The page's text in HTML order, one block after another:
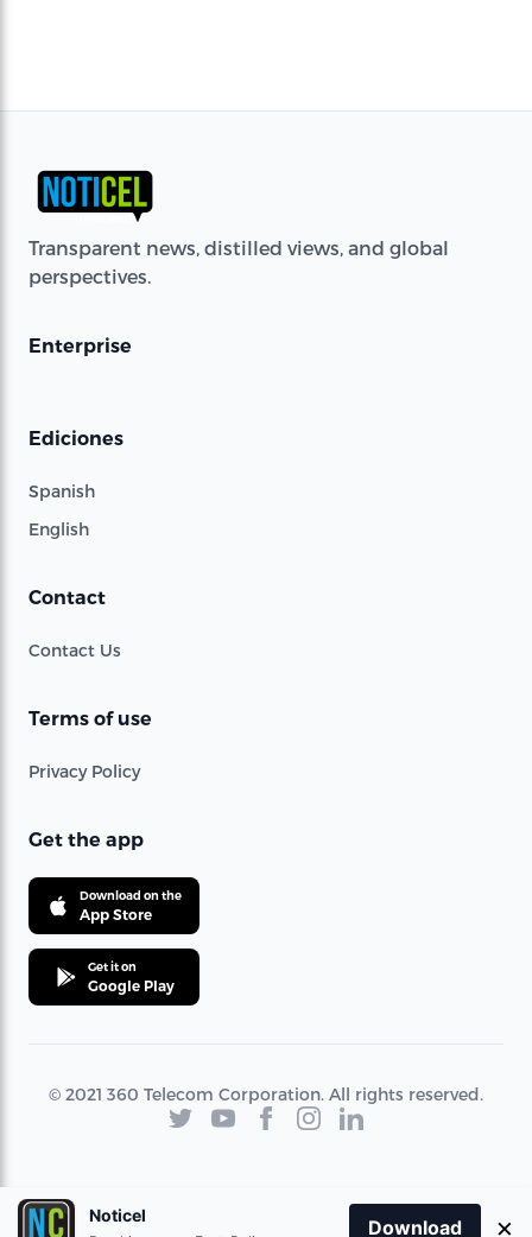
Transparent news, distilled views, and global
perspectives.
Enterprise
Ediciones
Spanish
English
Contact
Contact Us
Terms of use
Privacy Policy
Get the app
Download on the
App Store
Get it on
Google Play
© 2021 360 Telecom Corporation. All rights reserved.
Noticel
Download ×